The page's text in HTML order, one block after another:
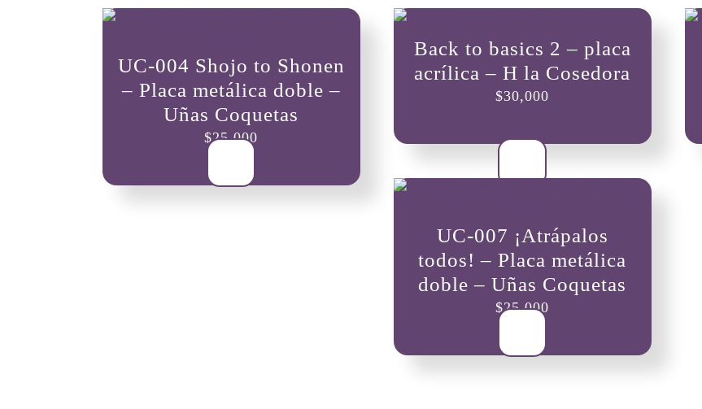
UC-004 Shojo to Shonen
– Placa metálica doble –
Uñas Coquetas
$25,000
Back to basics 2 – placa
acrílica – H la Cosedora
$30,000
UC-007 ¡Atrápalos
todos! – Placa metálica
doble – Uñas Coquetas
$25,000